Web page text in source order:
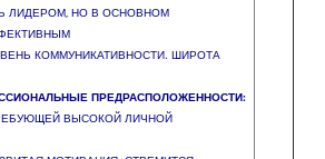
ЛИДЕРОМ, НО В ОСНОВНОМ
КОММУНИКАТИВНОСТИ. ШИРОТА
ПРЕДРАСПОЛОЖЕННОСТИ:
ВЫСОКОЙ ЛИЧНОЙ